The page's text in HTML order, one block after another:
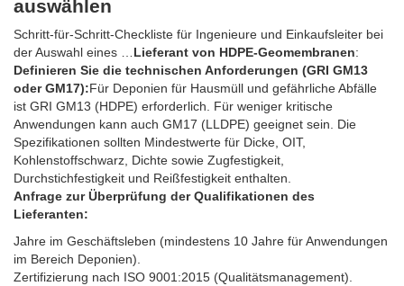
auswählen
Schritt-für-Schritt-Checkliste für Ingenieure und Einkaufsleiter bei
der Auswahl eines … Lieferant von HDPE-Geomembranen:
Definieren Sie die technischen Anforderungen (GRI GM13
oder GM17):Für Deponien für Hausmüll und gefährliche Abfälle
ist GRI GM13 (HDPE) erforderlich. Für weniger kritische
Anwendungen kann auch GM17 (LLDPE) geeignet sein. Die
Spezifikationen sollten Mindestwerte für Dicke, OIT,
Kohlenstoffschwarz, Dichte sowie Zugfestigkeit,
Durchstichfestigkeit und Reißfestigkeit enthalten.
Anfrage zur Überprüfung der Qualifikationen des
Lieferanten:
Jahre im Geschäftsleben (mindestens 10 Jahre für Anwendungen
im Bereich Deponien).
Zertifizierung nach ISO 9001:2015 (Qualitätsmanagement).